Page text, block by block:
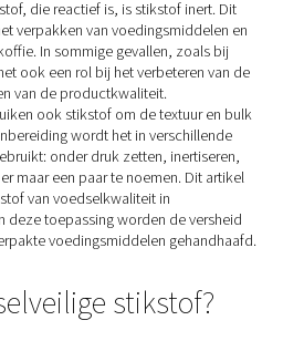
met
het meest overvloedige gas in de
zuurstof, die reactief is, is stikstof
het verpakken van
en koffie. In sommige gevallen,
van de productkwaliteit.